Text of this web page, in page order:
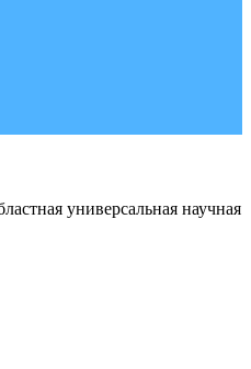
универсальная научная